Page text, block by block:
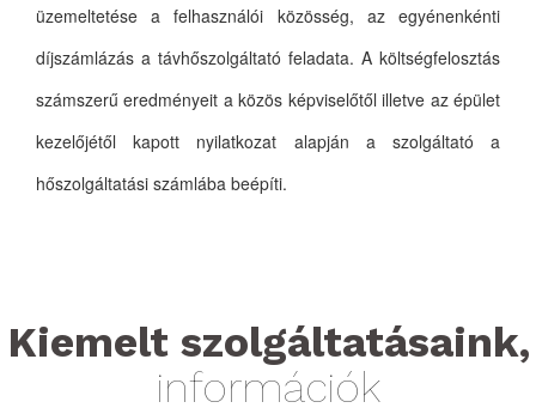
üzemeltetése a felhasználói közösség, az egyénenkénti
díjszámlázás a távhőszolgáltató feladata. A költségfelosztás
számszerű eredményeit a közös képviselőtől illetve az épület
kezelőjétől kapott nyilatkozat alapján a szolgáltató a
hőszolgáltatási számlába beépíti.
Kiemelt szolgáltatásaink,
információk